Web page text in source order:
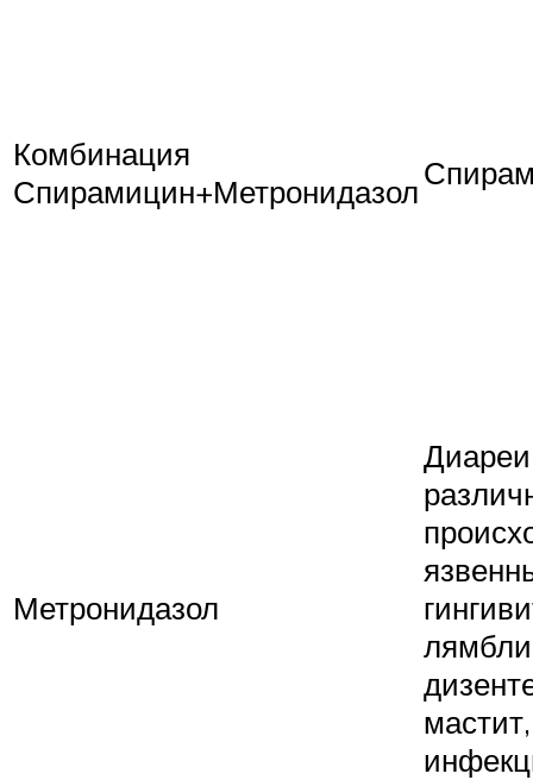
Комбинация
Спирамицин+Метронидазол
Метронидазол
Диареи
мастит,